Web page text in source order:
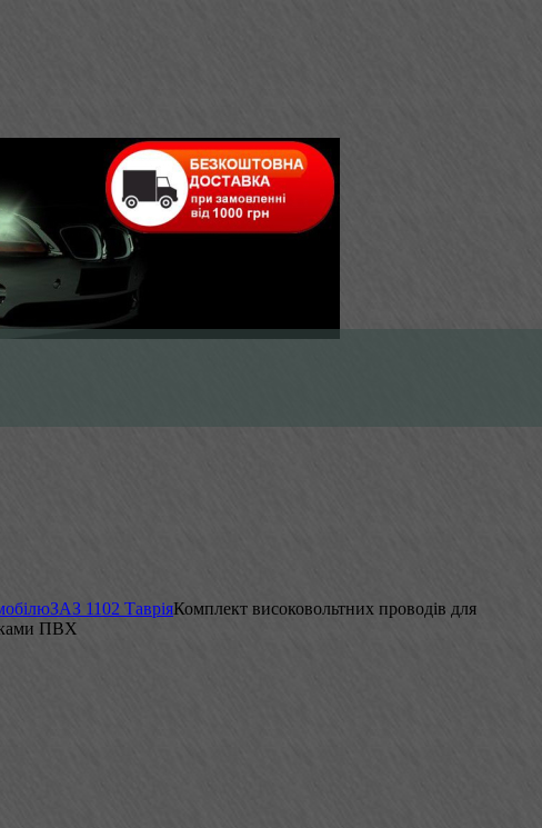
ЗАЗ 1102 ТавріяКомплект високовольтних проводів для
ПВХ